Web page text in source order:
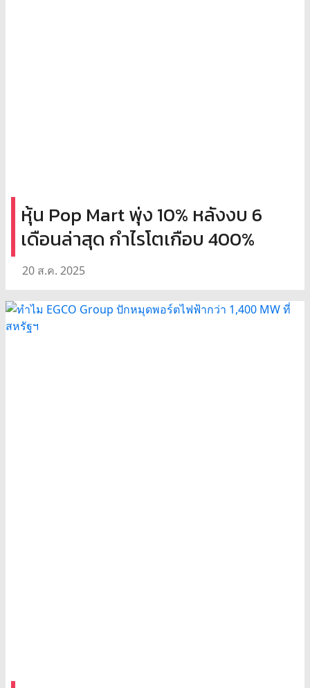
หุ้น Pop Mart พุ่ง 10% หลังงบ 6
เดือนล่าสุด กำไรโตเกือบ 400%
20 ส.ค. 2025